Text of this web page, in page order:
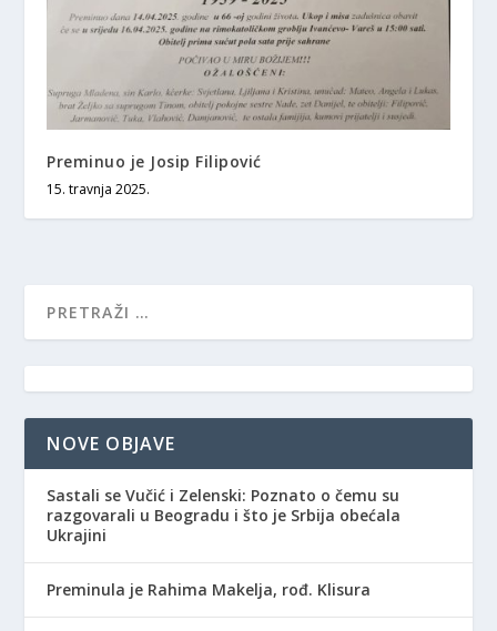
Preminuo je Josip Filipović
15. travnja 2025.
NOVE OBJAVE
Sastali se Vučić i Zelenski: Poznato o čemu su
razgovarali u Beogradu i što je Srbija obećala
Ukrajini
Preminula je Rahima Makelja, rođ. Klisura